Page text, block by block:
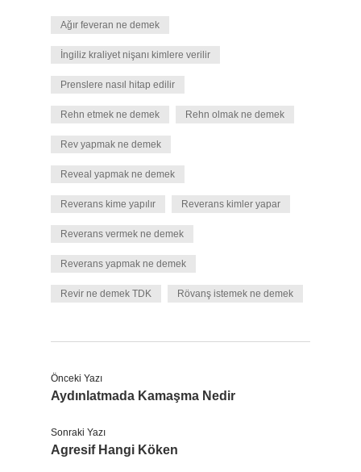
Ağır feveran ne demek
İngiliz kraliyet nişanı kimlere verilir
Prenslere nasıl hitap edilir
Rehn etmek ne demek Rehn olmak ne demek
Rev yapmak ne demek
Reveal yapmak ne demek
Reverans kime yapılır Reverans kimler yapar
Reverans vermek ne demek
Reverans yapmak ne demek
Revir ne demek TDK Rövanş istemek ne demek
Önceki Yazı
Aydınlatmada Kamaşma Nedir
Sonraki Yazı
Agresif Hangi Köken